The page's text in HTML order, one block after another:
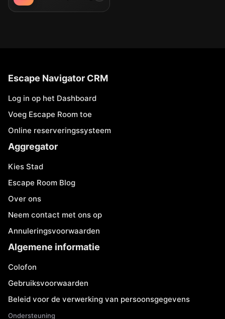
Escape Navigator CRM
Log in op het Dashboard
Voeg Escape Room toe
Online reserveringssysteem
Aggregator
Kies Stad
Escape Room Blog
Over ons
Neem contact met ons op
Annuleringsvoorwaarden
Algemene informatie
Colofon
Gebruiksvoorwaarden
Beleid voor de verwerking van persoonsgegevens
Ondersteuning